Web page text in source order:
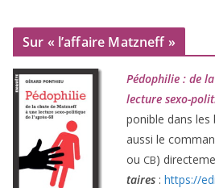
Sur « l’affaire Matzneff »
Pédophilie : de
lec­ture sexo-
po­nible dans les
aus­si le
ou CB)
taires : https://​